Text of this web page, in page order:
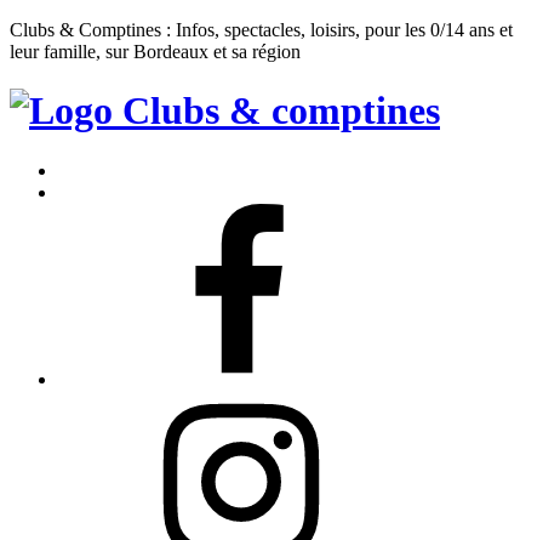
Clubs & Comptines : Infos, spectacles, loisirs, pour les 0/14 ans et
leur famille, sur Bordeaux et sa région
Clubs
Comptines